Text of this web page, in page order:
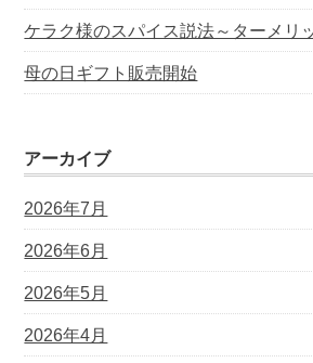
ケラク様のスパイス説法～ターメリ
母の日ギフト販売開始
アーカイブ
2026年7月
2026年6月
2026年5月
2026年4月